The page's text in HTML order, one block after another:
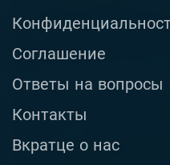
Соглашение
Ответы на вопросы
Контакты
Вкратце о нас